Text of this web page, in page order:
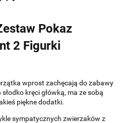
Pokaz
2 Figurki
wprost zachęcają do zabawy
kręci główką, ma ze sobą
piękne dodatki.
sympatycznych zwierzaków z